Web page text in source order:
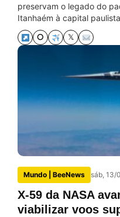
preservam o legado do
Itanhaém à capital
⭘ 𝕏
Mundo | BeeNews sáb, 13/
X-59 da NASA
viabilizar voos